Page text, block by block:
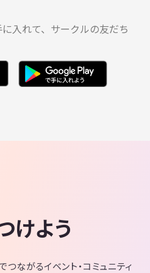
入れて、サークルの友だち
けよう
ながるイベント・コミュニティ